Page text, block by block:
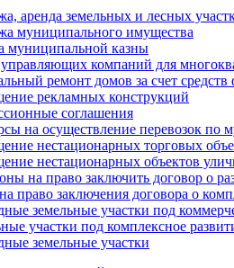
аренда земельных и лесных
муниципального имущества
муниципальной казны
компаний для
ремонт домов за счет
рекламных конструкций
соглашения
на осуществление перевозок
нестационарных торговых
нестационарных объектов
на право заключить договор о
право заключения договора о
земельные участки под
участки под комплексное
земельные участки